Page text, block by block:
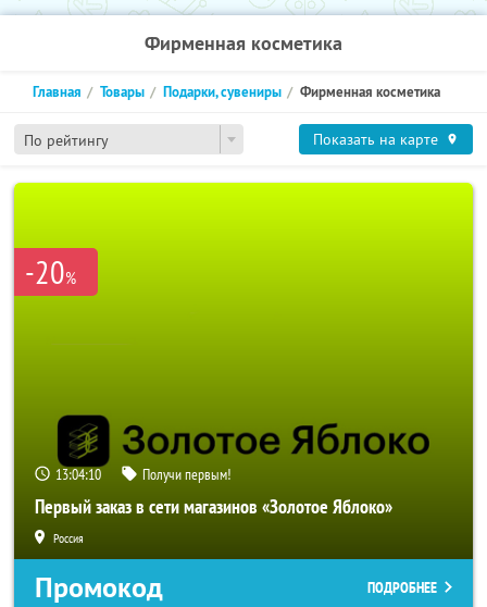
Фирменная косметика
По рейтингу
Главная Товары Подарки, сувениры Фирменная косметика
Показать на карте
-20%
13:04:10 Получи первым!
Первый заказ в сети магазинов «Золотое Яблоко»
Россия
Промокод ПОДРОБНЕЕ